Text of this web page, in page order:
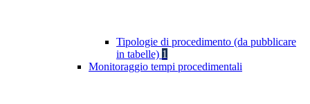
Tipologie di procedimento (da pubblicare
in tabelle) 1
Monitoraggio tempi procedimentali